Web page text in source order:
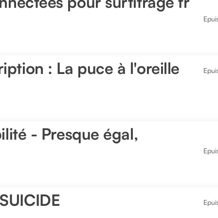
: La puce à l'oreille
- Presque égal,